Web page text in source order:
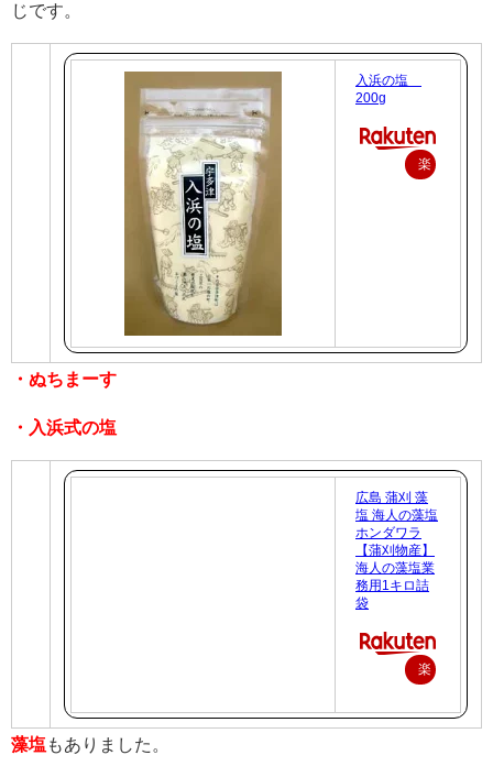
じです。
入浜の塩
200g
楽
・ぬちまーす
・入浜式の塩
広島 蒲刈 藻
塩 海人の藻塩
ホンダワラ
【蒲刈物産】
海人の藻塩業
務用1キロ詰
袋
楽
で
藻塩 もありました。